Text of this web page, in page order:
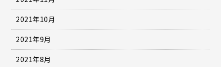
2021年10月
2021年9月
2021年8月